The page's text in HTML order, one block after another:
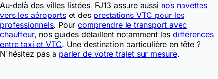
Au-delà des villes listées, FJ13 assure aussi nos navettes
vers les aéroports et des prestations VTC pour les
professionnels. Pour comprendre le transport avec
chauffeur, nos guides détaillent notamment les différences
entre taxi et VTC. Une destination particulière en tête ?
N'hésitez pas à parler de votre trajet sur mesure.